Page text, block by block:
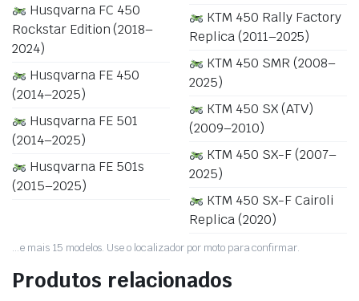
Husqvarna FC 450
Rockstar Edition (2018–
2024)
Husqvarna FE 450
(2014–2025)
Husqvarna FE 501
(2014–2025)
Husqvarna FE 501s
(2015–2025)
KTM 450 Rally Factory
Replica (2011–2025)
KTM 450 SMR (2008–
2025)
KTM 450 SX (ATV)
(2009–2010)
KTM 450 SX-F (2007–
2025)
KTM 450 SX-F Cairoli
Replica (2020)
…e mais 15 modelos. Use o localizador por moto para confirmar.
Produtos relacionados